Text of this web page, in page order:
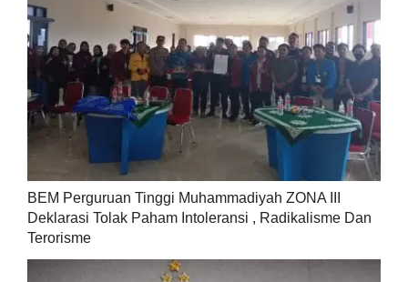
BEM Perguruan Tinggi Muhammadiyah ZONA III
Deklarasi Tolak Paham Intoleransi , Radikalisme Dan
Terorisme